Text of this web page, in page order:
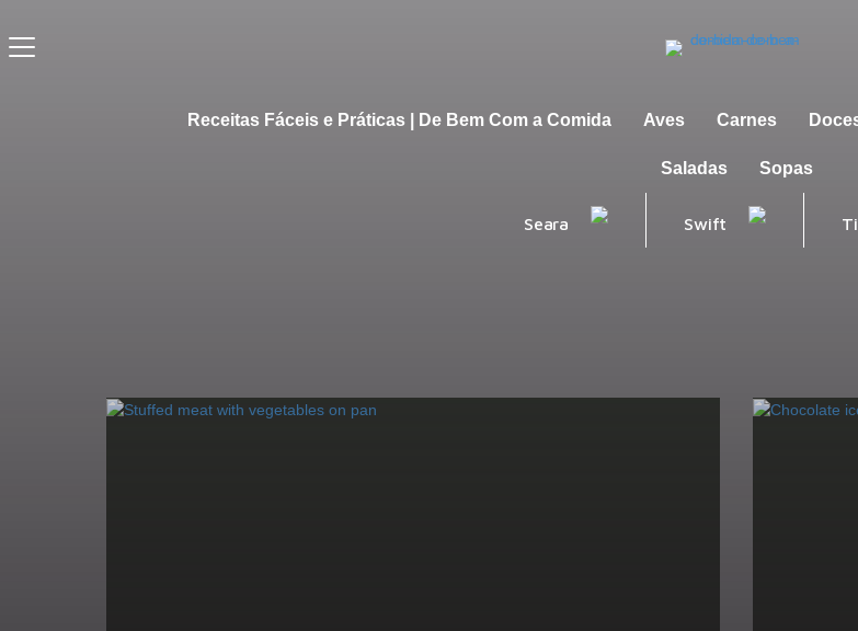
Receitas Fáceis e Práticas | De Bem Com a Comida Aves Carnes
Saladas Sopas
Seara Swift